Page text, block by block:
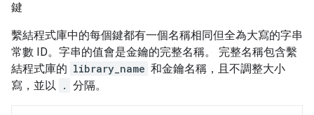
鍵
繫結程式庫中的每個鍵都有一個名稱相同但全為大寫的字串
常數 ID。字串的值會是金鑰的完整名稱。 完整名稱包含繫
結程式庫的 library_name 和金鑰名稱，且不調整大小
寫，並以
. 分隔。